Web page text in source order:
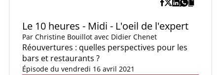
Le 10 heures - Midi - L'oeil de l'expert
Par Christine Bouillot avec Didier Chenet
Réouvertures : quelles perspectives pour les
bars et restaurants ?
Épisode du vendredi 16 avril 2021